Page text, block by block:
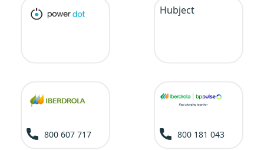
Hubject
800 607 717 800 181 043